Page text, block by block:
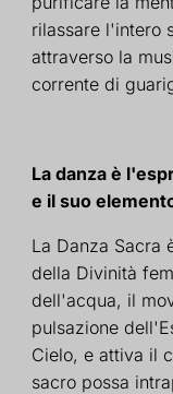
rilassare l'intero
attraverso la
corrente di
La danza è
e il suo
La Danza Sacra
della Divinità
dell'acqua, il
pulsazione
Cielo, e attiva il
sacro possa